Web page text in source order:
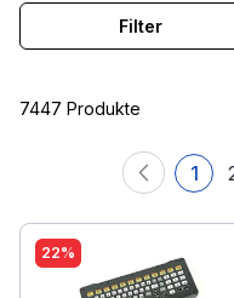
7447 Produkte
1
Filter
22%